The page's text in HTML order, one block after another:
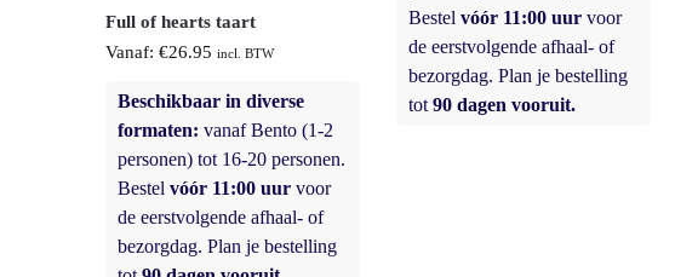
Full of hearts taart
Vanaf: €26.95 incl. BTW
Beschikbaar in diverse
formaten: vanaf Bento (1-2
personen) tot 16-20 personen.
Bestel vóór 11:00 uur voor
de eerstvolgende afhaal- of
bezorgdag. Plan je bestelling
Bestel vóór 11:00 uurvoor
de eerstvolgende afhaal- of
bezorgdag. Plan je bestelling
tot 90 dagen vooruit.